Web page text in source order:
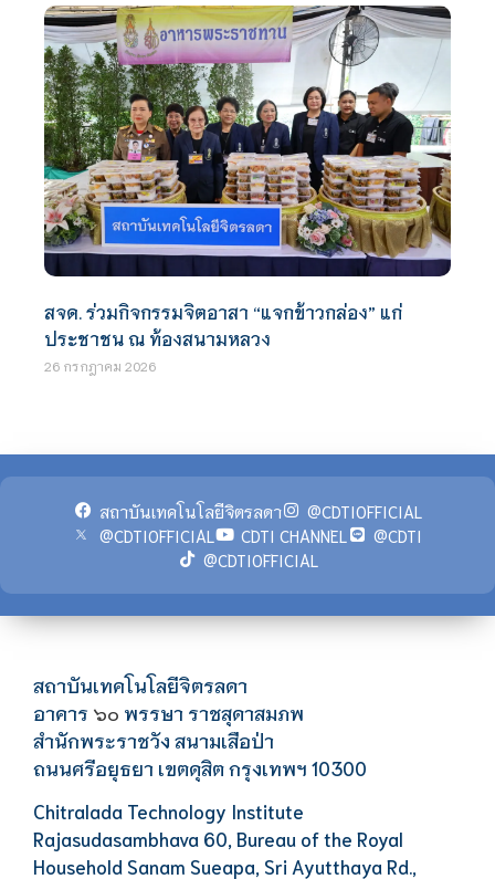
สจด. ร่วมกิจกรรมจิตอาสา “แจกข้าวกล่อง” แก่
ประชาชน ณ ท้องสนามหลวง
26 กรกฎาคม 2026
สถาบันเทคโนโลยีจิตรลดา
@CDTIOFFICIAL
@CDTIOFFICIAL
CDTI CHANNEL
@CDTI
@CDTIOFFICIAL
สถาบันเทคโนโลยีจิตรลดา
อาคาร ๖๐ พรรษา ราชสุดาสมภพ
สำนักพระราชวัง สนามเสือป่า
ถนนศรีอยุธยา เขตดุสิต กรุงเทพฯ 10300
Chitralada Technology Institute
Rajasudasambhava 60, Bureau of the Royal
Household Sanam Sueapa, Sri Ayutthaya Rd.,